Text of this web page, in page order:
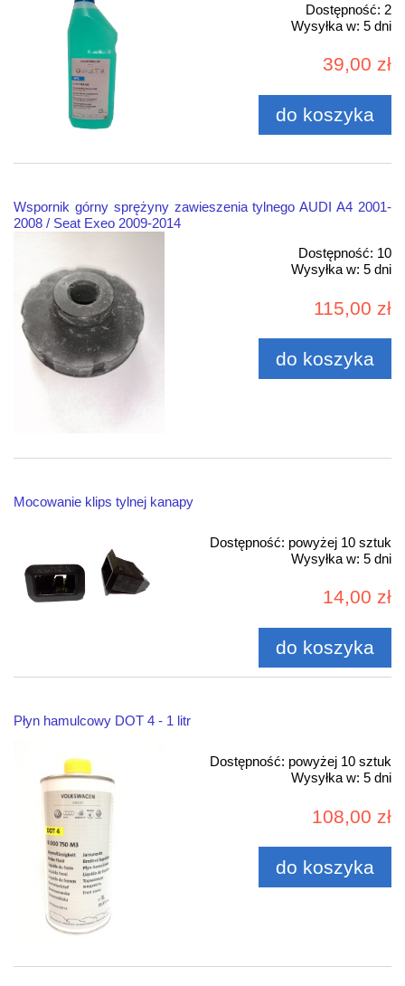
Dostępność: 2
Wysyłka w: 5 dni
39,00 zł
do koszyka
Wspornik górny sprężyny zawieszenia tylnego AUDI A4 2001-
2008 / Seat Exeo 2009-2014
Dostępność: 10
Wysyłka w: 5 dni
115,00 zł
do koszyka
Mocowanie klips tylnej kanapy
Dostępność: powyżej 10 sztuk
Wysyłka w: 5 dni
14,00 zł
do koszyka
Płyn hamulcowy DOT 4 - 1 litr
Dostępność: powyżej 10 sztuk
Wysyłka w: 5 dni
108,00 zł
do koszyka